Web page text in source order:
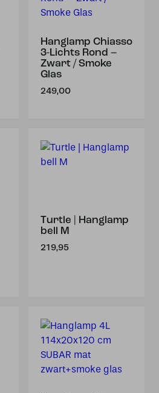
Hanglamp Chiasso
3-Lichts Rond –
Zwart / Smoke
Glas
249,00
Turtle | Hanglamp
bell M
219,95